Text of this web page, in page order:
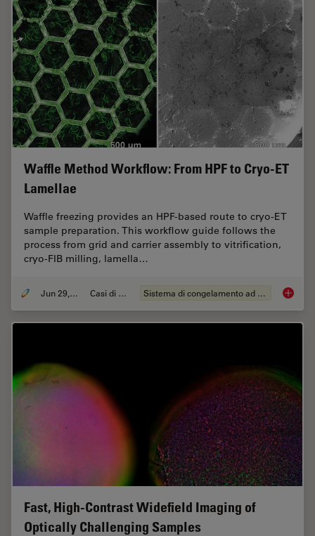
Waffle Method Workflow: From HPF to Cryo-ET
Lamellae
Waffle freezing provides an HPF-based route to cryo-ET
sample preparation. This workflow guide follows the
process from grid and carrier assembly to vitrification,
cryo-FIB milling, lamella…
Jun 29, 2026 Casi di studio Sistema di congelamento ad alta pressione Waffle
Fast, High-Contrast Widefield Imaging of
Optically Challenging Samples